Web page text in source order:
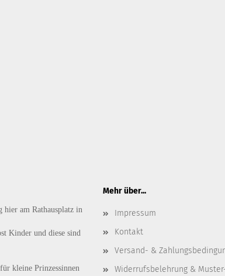
hier am Rathausplatz in
Kinder und diese sind
kleine Prinzessinnen
Mehr über...
Impressum
Kontakt
Versand- &
Widerrufsbelehrung &